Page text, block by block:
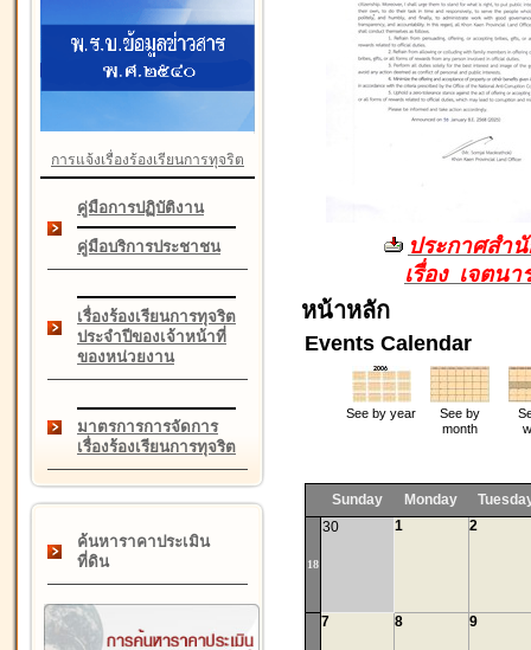
การแจ้งเรื่องร้องเรียนการทุจริต
คู่มือการปฏิบัติงาน
คู่มือบริการประชาชน
เรื่องร้องเรียนการทุจริต
ประจำปีของเจ้าหน้าที่
ของหน่วยงาน
มาตรการการจัดการ
เรื่องร้องเรียนการทุจริต
ค้นหาราคาประเมิน
ที่ดิน
ประกาศสำ
เรื่อง เจตน
หน้าหลัก
Events Calendar
See by year
See by
month
Sunday Monday
18
30 1 2
7 8 9